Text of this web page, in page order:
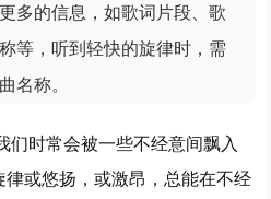
多的信息，如歌词片段、歌
等，听到轻快的旋律时，需
名称。
们时常会被一些不经意间飘入
或悠扬，或激昂，总能在不经